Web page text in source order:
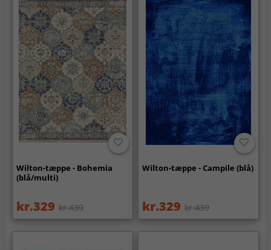
Wilton-tæppe - Bohemia
(blå/multi)
kr.329 kr.439
Wilton-tæppe - Campile (blå)
kr.329 kr.439